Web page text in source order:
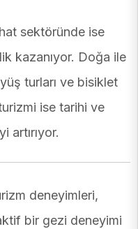
sektöründe ise
kazanıyor. Doğa ile
turları ve bisiklet
ise tarihi ve
artırıyor.
deneyimleri,
bir gezi deneyimi